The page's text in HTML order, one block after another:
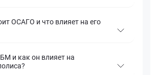
ОСАГО и что влияет на его
и как он влияет на